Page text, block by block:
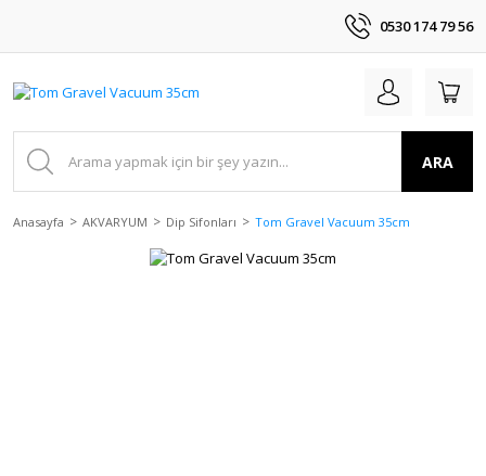
0530 174 79 56
ARA
Anasayfa AKVARYUM Dip Sifonları Tom Gravel Vacuum 35cm